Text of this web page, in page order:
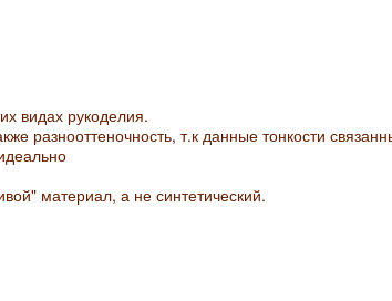
видах рукоделия.
разнооттеночность, т.к данные тонкости
материал, а не синтетический.